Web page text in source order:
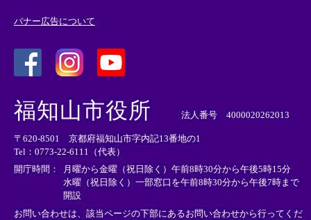
バナー広告について
外
部
リ
ン
ク
＞
外
リ
ン
ク
＞
外
部
ン
ク
＞
福知山市役所 法人番号 4000020262013
〒620-8501 京都府福知山市字内記13番地の1
Tel：0773-22-6111（代表）
開庁時間：
月曜から金曜（祝日除く）午前8時30分から午後5時15分
水曜（祝日除く）一部窓口を午前8時30分から午後7時まで
開設
お問い合わせは、該当ページの下部にあるお問い合わせから行ってくだ